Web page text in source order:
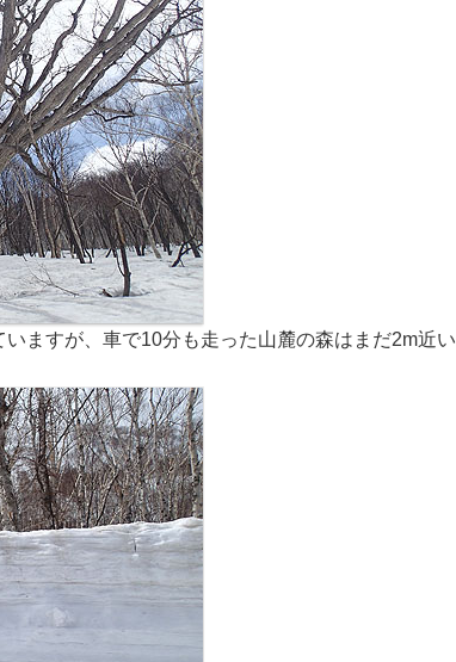
ますが、車で10分も走った山麓の森はまだ2m近い